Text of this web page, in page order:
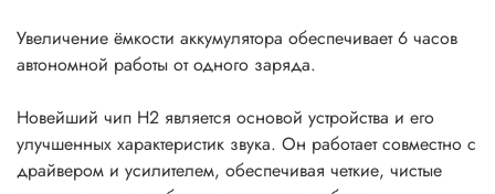
Увеличение ёмкости аккумулятора обеспечивает 6 часов
автономной работы от одного заряда.
Новейший чип H2 является основой устройства и его
улучшенных характеристик звука. Он работает совместно с
драйвером и усилителем, обеспечивая четкие, чистые